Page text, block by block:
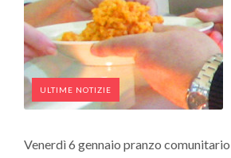
ULTIME NOTIZIE
Venerdì 6 gennaio pranzo